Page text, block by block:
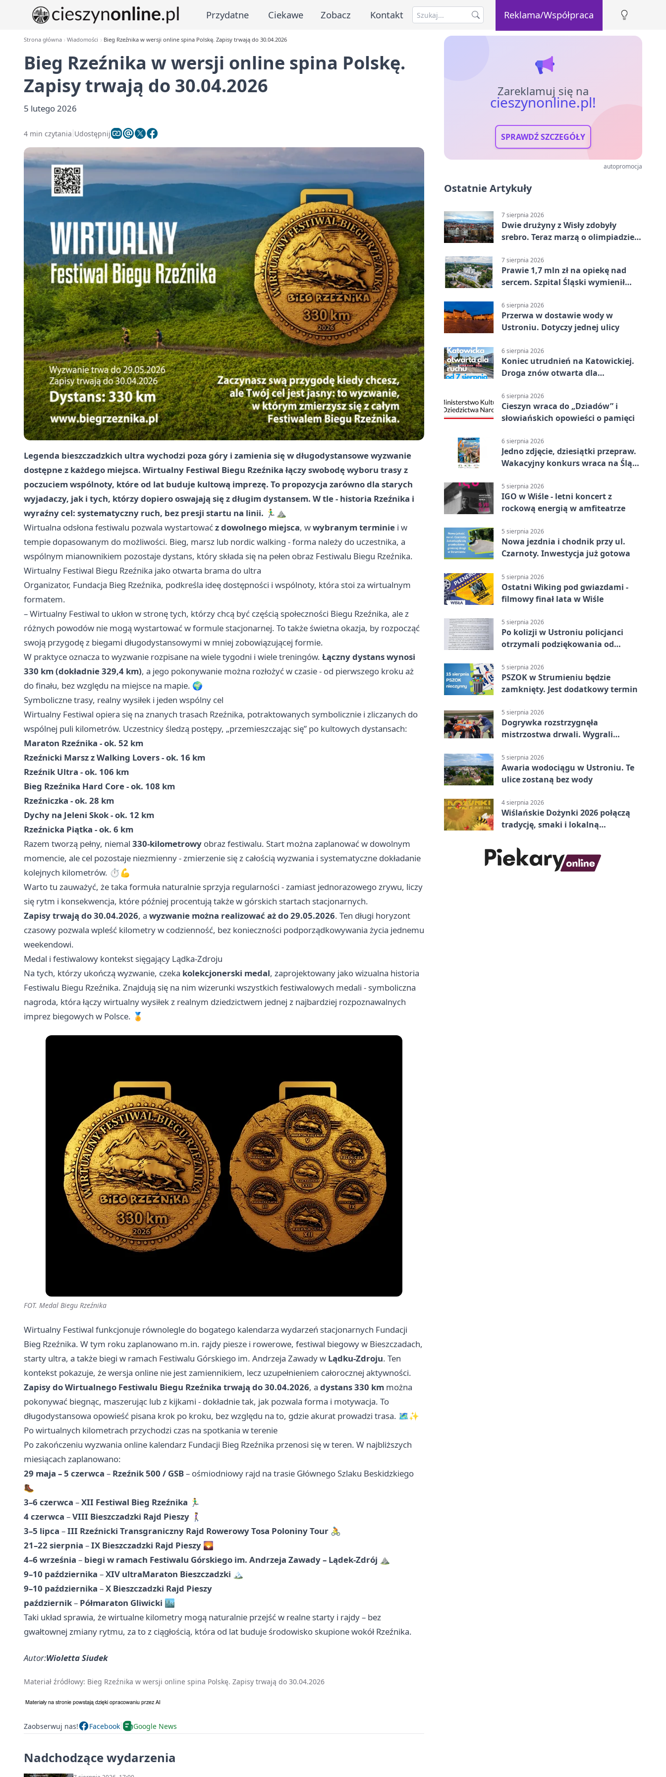
Przydatne Ciekawe Zobacz Kontakt Reklama/Współpraca
Strona główna Wiadomości Bieg Rzeźnika w wersji online spina Polskę. Zapisy trwają do 30.04.2026
Bieg Rzeźnika w wersji online spina Polskę.
Zapisy trwają do 30.04.2026
5 lutego 2026
4 min czytania Udostępnij
Legenda bieszczadzkich ultra wychodzi poza góry i zamienia się w długodystansowe wyzwanie
dostępne z każdego miejsca. Wirtualny Festiwal Biegu Rzeźnika łączy swobodę wyboru trasy z
poczuciem wspólnoty, które od lat buduje kultową imprezę. To propozycja zarówno dla starych
wyjadaczy, jak i tych, którzy dopiero oswajają się z długim dystansem. W tle - historia Rzeźnika i
wyraźny cel: systematyczny ruch, bez presji startu na linii. 🏃‍♂️⛰️
Wirtualna odsłona festiwalu pozwala wystartowaćz dowolnego miejsca, wwybranym terminie i w
tempie dopasowanym do możliwości. Bieg, marsz lub nordic walking - forma należy do uczestnika, a
wspólnym mianownikiem pozostaje dystans, który składa się na pełen obraz Festiwalu Biegu Rzeźnika.
Wirtualny Festiwal Biegu Rzeźnika jako otwarta brama do ultra
Organizator, Fundacja Bieg Rzeźnika, podkreśla ideę dostępności i wspólnoty, która stoi za wirtualnym
formatem.
– Wirtualny Festiwal to ukłon w stronę tych, którzy chcą być częścią społeczności Biegu Rzeźnika, ale z
różnych powodów nie mogą wystartować w formule stacjonarnej. To także świetna okazja, by rozpocząć
swoją przygodę z biegami długodystansowymi w mniej zobowiązującej formie.
W praktyce oznacza to wyzwanie rozpisane na wiele tygodni i wiele treningów. Łączny dystans wynosi
330 km (dokładnie 329,4 km), a jego pokonywanie można rozłożyć w czasie - od pierwszego kroku aż
do finału, bez względu na miejsce na mapie. 🌍
Symboliczne trasy, realny wysiłek i jeden wspólny cel
Wirtualny Festiwal opiera się na znanych trasach Rzeźnika, potraktowanych symbolicznie i zliczanych do
wspólnej puli kilometrów. Uczestnicy śledzą postępy, „przemieszczając się” po kultowych dystansach:
Maraton Rzeźnika - ok. 52 km
Rzeźnicki Marsz z Walking Lovers - ok. 16 km
Rzeźnik Ultra - ok. 106 km
Bieg Rzeźnika Hard Core - ok. 108 km
Rzeźniczka - ok. 28 km
Dychy na Jeleni Skok - ok. 12 km
Rzeźnicka Piątka - ok. 6 km
Razem tworzą pełny, niemal 330-kilometrowy obraz festiwalu. Start można zaplanować w dowolnym
momencie, ale cel pozostaje niezmienny - zmierzenie się z całością wyzwania i systematyczne dokładanie
kolejnych kilometrów. ⏱️💪
Warto tu zauważyć, że taka formuła naturalnie sprzyja regularności - zamiast jednorazowego zrywu, liczy
się rytm i konsekwencja, które później procentują także w górskich startach stacjonarnych.
Zapisy trwają do 30.04.2026, a wyzwanie można realizować aż do 29.05.2026. Ten długi horyzont
czasowy pozwala wpleść kilometry w codzienność, bez konieczności podporządkowywania życia jednemu
weekendowi.
Medal i festiwalowy kontekst sięgający Lądka-Zdroju
Na tych, którzy ukończą wyzwanie, czeka kolekcjonerski medal, zaprojektowany jako wizualna historia
Festiwalu Biegu Rzeźnika. Znajdują się na nim wizerunki wszystkich festiwalowych medali - symboliczna
nagroda, która łączy wirtualny wysiłek z realnym dziedzictwem jednej z najbardziej rozpoznawalnych
imprez biegowych w Polsce. 🏅
FOT. Medal Biegu Rzeźnika
Wirtualny Festiwal funkcjonuje równolegle do bogatego kalendarza wydarzeń stacjonarnych Fundacji
Bieg Rzeźnika. W tym roku zaplanowano m.in. rajdy piesze i rowerowe, festiwal biegowy w Bieszczadach,
starty ultra, a także biegi w ramach Festiwalu Górskiego im. Andrzeja Zawady w Lądku-Zdroju. Ten
kontekst pokazuje, że wersja online nie jest zamiennikiem, lecz uzupełnieniem całorocznej aktywności.
Zapisy do Wirtualnego Festiwalu Biegu Rzeźnika trwają do 30.04.2026, a dystans 330 km można
pokonywać biegnąc, maszerując lub z kijkami - dokładnie tak, jak pozwala forma i motywacja. To
długodystansowa opowieść pisana krok po kroku, bez względu na to, gdzie akurat prowadzi trasa. 🗺️✨
Po wirtualnych kilometrach przychodzi czas na spotkania w terenie
Po zakończeniu wyzwania online kalendarz Fundacji Bieg Rzeźnika przenosi się w teren. W najbliższych
miesiącach zaplanowano:
29 maja – 5 czerwca – Rzeźnik 500 / GSB– ośmiodniowy rajd na trasie Głównego Szlaku Beskidzkiego
🥾
3–6 czerwca –XII Festiwal Bieg Rzeźnika 🏃‍♂️
4 czerwca –VIII Bieszczadzki Rajd Pieszy 🚶‍♀️
3–5 lipca –III Rzeźnicki Transgraniczny Rajd Rowerowy Tosa Poloniny Tour 🚴
21–22 sierpnia –IX Bieszczadzki Rajd Pieszy 🌄
4–6 września – biegi w ramach Festiwalu Górskiego im. Andrzeja Zawady – Lądek-Zdrój ⛰️
9–10 października –XIV ultraMaraton Bieszczadzki 🏔️
9–10 października –X Bieszczadzki Rajd Pieszy
październik– Półmaraton Gliwicki 🏙️
Taki układ sprawia, że wirtualne kilometry mogą naturalnie przejść w realne starty i rajdy – bez
gwałtownej zmiany rytmu, za to z ciągłością, która od lat buduje środowisko skupione wokół Rzeźnika.
Autor:Wioletta Siudek
Materiał źródłowy: Bieg Rzeźnika w wersji online spina Polskę. Zapisy trwają do 30.04.2026
Zaobserwuj nas! Facebook Google News
Nadchodzące wydarzenia
Zareklamuj się na
cieszynonline.pl!
SPRAWDŹ SZCZEGÓŁY
autopromocja
Ostatnie Artykuły
7 sierpnia 2026
Dwie drużyny z Wisły zdobyły
srebro. Teraz marzą o olimpiadzie
7 sierpnia 2026
Prawie 1,7 mln zł na opiekę nad
sercem. Szpital Śląski wymienił
6 sierpnia 2026
Przerwa w dostawie wody w
Ustroniu. Dotyczy jednej ulicy
6 sierpnia 2026
Koniec utrudnień na Katowickiej.
Droga znów otwarta dla
6 sierpnia 2026
Cieszyn wraca do „Dziadów” i
słowiańskich opowieści o pamięci
6 sierpnia 2026
Jedno zdjęcie, dziesiątki przepraw.
Wakacyjny konkurs wraca na Śląsk
5 sierpnia 2026
IGO w Wiśle - letni koncert z
rockową energią w amfiteatrze
5 sierpnia 2026
Nowa jezdnia i chodnik przy ul.
Czarnoty. Inwestycja już gotowa
5 sierpnia 2026
Ostatni Wiking pod gwiazdami -
filmowy finał lata w Wiśle
5 sierpnia 2026
Po kolizji w Ustroniu policjanci
otrzymali podziękowania od
5 sierpnia 2026
PSZOK w Strumieniu będzie
zamknięty. Jest dodatkowy termin
5 sierpnia 2026
Dogrywka rozstrzygnęła
mistrzostwa drwali. Wygrali
5 sierpnia 2026
Awaria wodociągu w Ustroniu. Te
ulice zostaną bez wody
4 sierpnia 2026
Wiślańskie Dożynki 2026 połączą
tradycję, smaki i lokalną